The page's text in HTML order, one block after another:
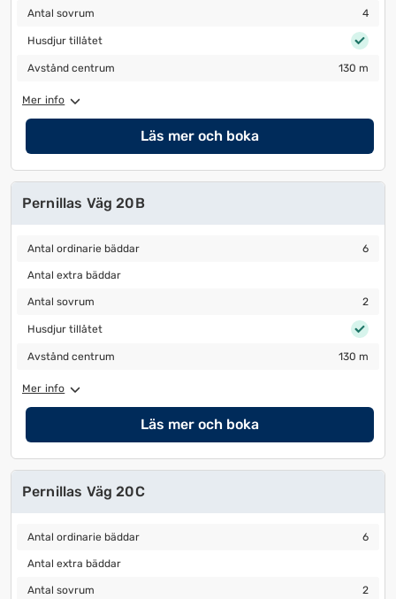
Antal sovrum
Antal sovrum 4
Husdjur tillåtet
Husdjur tillåtet
Avstånd centrum
Avstånd centrum 130 m
Mer info
Läs mer och boka
Pernillas Väg 20B
Antal ordinarie bäddar
Antal ordinarie bäddar 6
Antal extra bäddar
Antal extra bäddar
Antal sovrum
Antal sovrum 2
Husdjur tillåtet
Husdjur tillåtet
Avstånd centrum
Avstånd centrum 130 m
Mer info
Läs mer och boka
Pernillas Väg 20C
Antal ordinarie bäddar
Antal ordinarie bäddar 6
Antal extra bäddar
Antal extra bäddar
Antal sovrum
Antal sovrum 2